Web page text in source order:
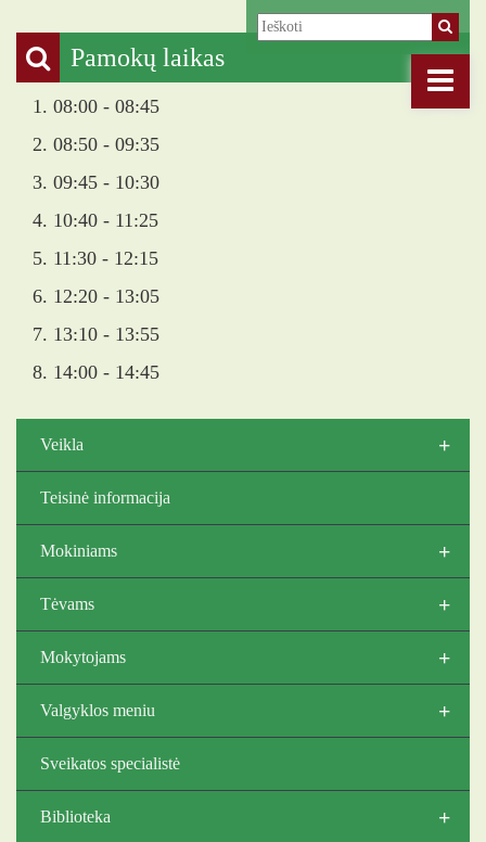
Pamokų laikas
1. 08:00 - 08:45
2. 08:50 - 09:35
3. 09:45 - 10:30
4. 10:40 - 11:25
5. 11:30 - 12:15
6. 12:20 - 13:05
7. 13:10 - 13:55
8. 14:00 - 14:45
+
Veikla
Teisinė informacija
+
Mokiniams
+
Tėvams
+
Mokytojams
+
Valgyklos meniu
Sveikatos specialistė
+
Biblioteka